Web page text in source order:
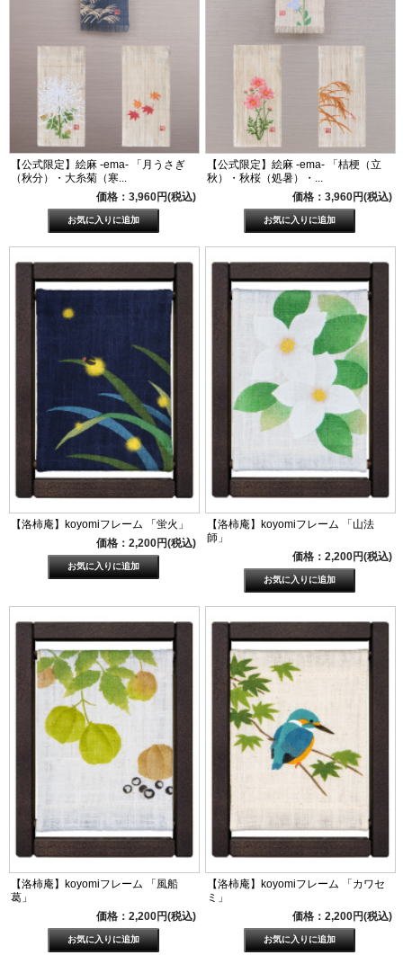
【公式限定】絵麻 -ema- 「月うさぎ
（秋分）・大糸菊（寒...
価格：3,960円(税込)
【公式限定】絵麻 -ema- 「桔梗（立
秋）・秋桜（処暑）・...
価格：3,960円(税込)
【洛柿庵】koyomiフレーム 「蛍火」
価格：2,200円(税込)
【洛柿庵】koyomiフレーム 「山法
師」
価格：2,200円(税込)
【洛柿庵】koyomiフレーム 「風船
葛」
価格：2,200円(税込)
【洛柿庵】koyomiフレーム 「カワセ
ミ」
価格：2,200円(税込)